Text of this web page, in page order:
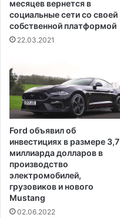
н
о
п
е
к
т
о
о
р
б
е
с
а
р
о
д
ю
к
о
с
ч
е
с
к
у
ю
месяцев вернется в
социальные сети со своей
собственной платформой
22.03.2021
Ford объявил об
инвестициях в размере 3,7
миллиарда долларов в
производство
электромобилей,
грузовиков и нового
Mustang
02.06.2022